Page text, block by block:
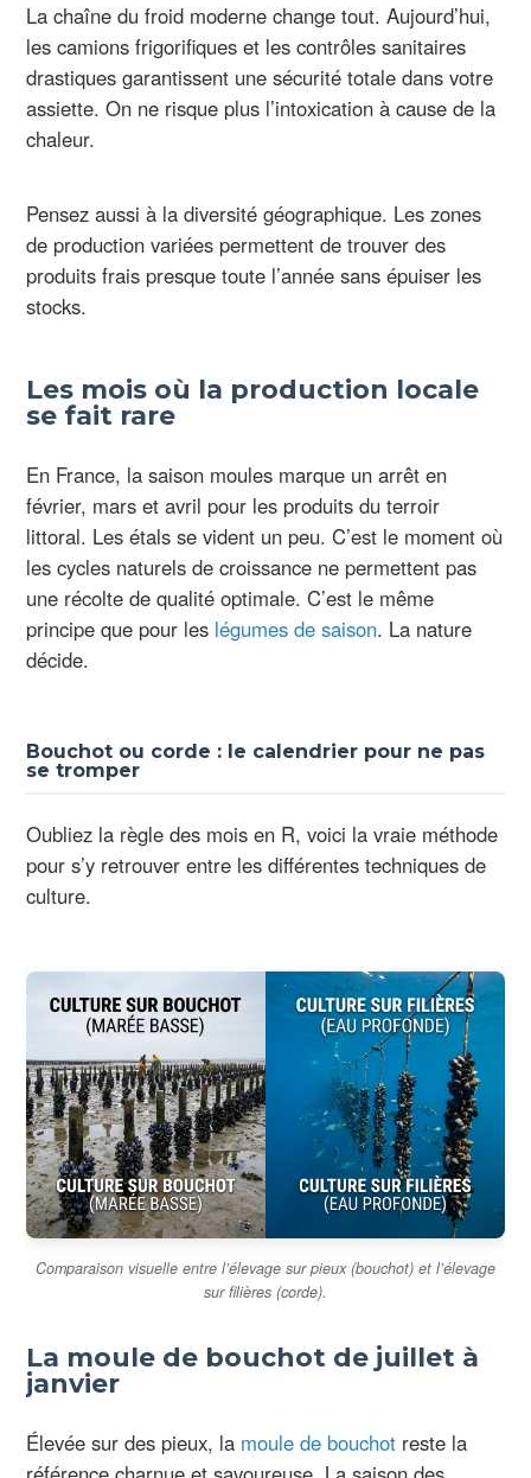
La chaîne du froid moderne change tout. Aujourd’hui,
les camions frigorifiques et les contrôles sanitaires
drastiques garantissent une sécurité totale dans votre
assiette. On ne risque plus l’intoxication à cause de la
chaleur.
Pensez aussi à la diversité géographique. Les zones
de production variées permettent de trouver des
produits frais presque toute l’année sans épuiser les
stocks.
Les mois où la production locale
se fait rare
En France, la saison moules marque un arrêt en
février, mars et avril pour les produits du terroir
littoral. Les étals se vident un peu. C’est le moment où
les cycles naturels de croissance ne permettent pas
une récolte de qualité optimale. C’est le même
principe que pour les légumes de saison. La nature
décide.
Bouchot ou corde : le calendrier pour ne pas
se tromper
Oubliez la règle des mois en R, voici la vraie méthode
pour s’y retrouver entre les différentes techniques de
culture.
Comparaison visuelle entre l’élevage sur pieux (bouchot) et l’élevage
sur filières (corde).
La moule de bouchot de juillet à
janvier
Élevée sur des pieux, la moule de bouchot reste la